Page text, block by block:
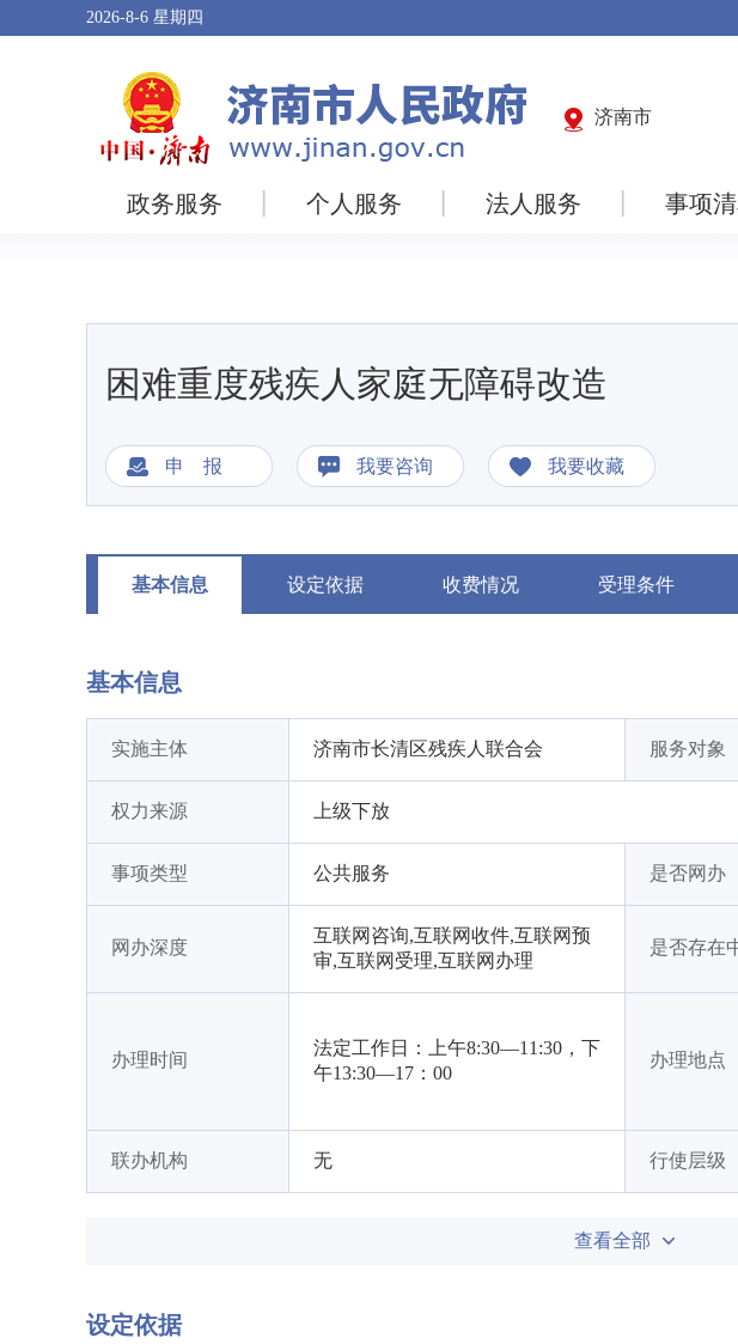
2026-8-6 星期四
济南市
政务服务 个人服务 法人服务 事项
困难重度残疾人家庭无障碍改造
申 报 我要咨询 我要收藏
基本信息 设定依据 收费情况 受理条件
基本信息
实施主体 济南市长清区残疾人联合会 服务对象
权力来源 上级下放
事项类型 公共服务 是否网办
网办深度
互联网咨询,互联网收件,互联网预
审,互联网受理,互联网办理
是否存在
办理时间
法定工作日：上午8:30—11:30，下
午13:30—17：00
办理地点
联办机构 无 行使层级
查看全部
设定依据